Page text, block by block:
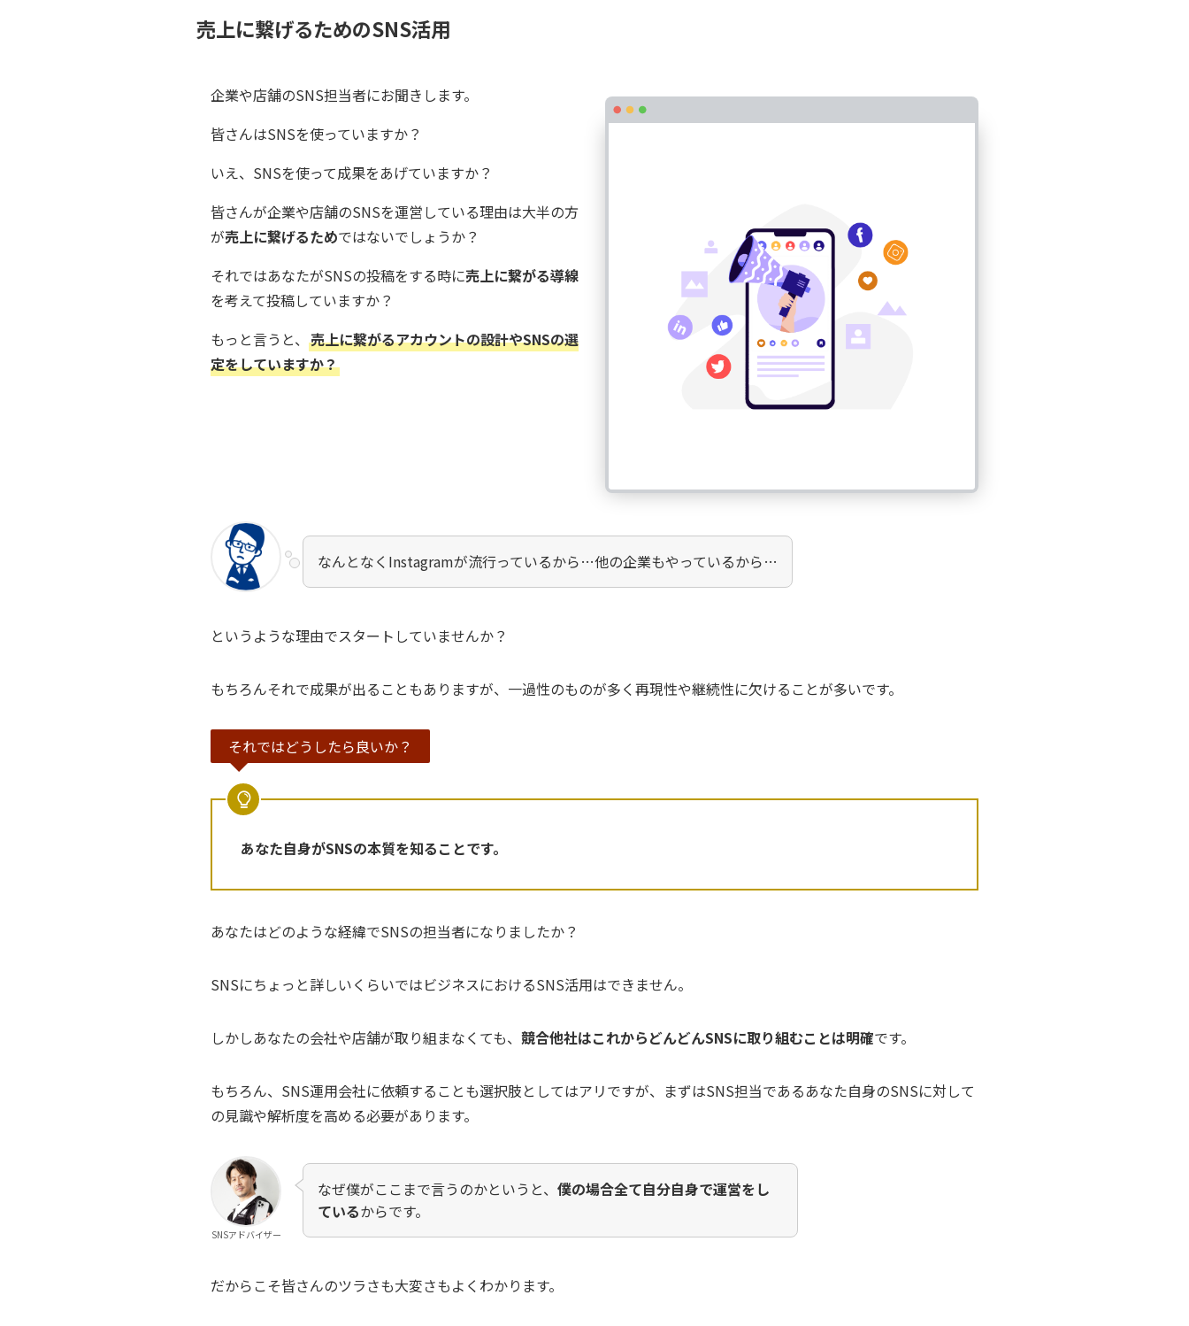
売上に繋げるためのSNS活用
企業や店舗のSNS担当者にお聞きします。
皆さんはSNSを使っていますか？
いえ、SNSを使って成果をあげていますか？
皆さんが企業や店舗のSNSを運営している理由は大半の方
が売上に繋げるためではないでしょうか？
それではあなたがSNSの投稿をする時に売上に繋がる導線
を考えて投稿していますか？
もっと言うと、 売上に繋がるアカウントの設計やSNSの選
定をしていますか？
なんとなくInstagramが流行っているから…他の企業もやっているから…
というような理由でスタートしていませんか？
もちろんそれで成果が出ることもありますが、一過性のものが多く再現性や継続性に欠けることが多いです。
それではどうしたら良いか？
あなた自身がSNSの本質を知ることです。
あなたはどのような経緯でSNSの担当者になりましたか？
SNSにちょっと詳しいくらいではビジネスにおけるSNS活用はできません。
しかしあなたの会社や店舗が取り組まなくても、 競合他社はこれからどんどんSNSに取り組むことは明確です。
もちろん、SNS運用会社に依頼することも選択肢としてはアリですが、まずはSNS担当であるあなた自身のSNSに対して
の見識や解析度を高める必要があります。
SNSアドバイザー
なぜ僕がここまで言うのかというと、 僕の場合全て自分自身で運営をし
ているからです。
だからこそ皆さんのツラさも大変さもよくわかります。